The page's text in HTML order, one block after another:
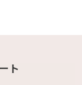
ト